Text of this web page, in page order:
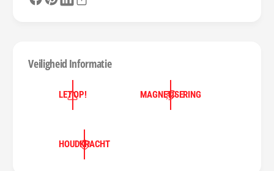
Veiligheid Informatie
LET OP! MAGNETISERING
HOUDKRACHT